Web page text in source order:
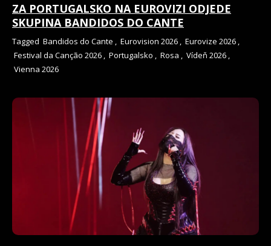
ZA PORTUGALSKO NA EUROVIZI ODJEDE
SKUPINA BANDIDOS DO CANTE
Tagged Bandidos do Cante , Eurovision 2026 , Eurovize 2026 ,
Festival da Canção 2026 , Portugalsko , Rosa , Vídeň 2026 ,
Vienna 2026